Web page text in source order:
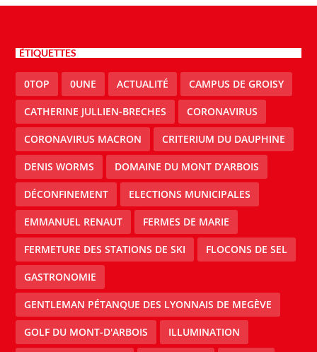
ÉTIQUETTES
0TOP 0UNE ACTUALITÉ CAMPUS DE GROISY
CATHERINE JULLIEN-BRECHES CORONAVIRUS
CORONAVIRUS MACRON CRITERIUM DU DAUPHINE
DENIS WORMS DOMAINE DU MONT D’ARBOIS
DÉCONFINEMENT ELECTIONS MUNICIPALES
EMMANUEL RENAUT FERMES DE MARIE
FERMETURE DES STATIONS DE SKI FLOCONS DE SEL
GASTRONOMIE
GENTLEMAN PÉTANQUE DES LYONNAIS DE MEGÈVE
GOLF DU MONT-D'ARBOIS ILLUMINATION